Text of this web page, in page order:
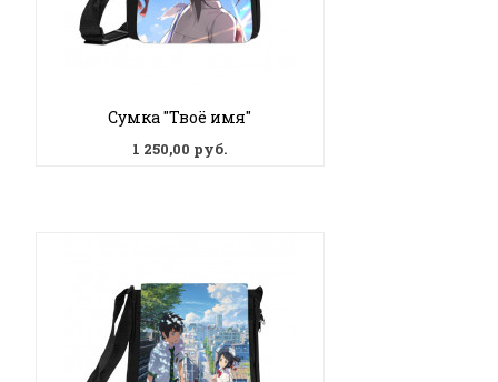
Сумка "Твоё имя"
1 250,00 руб.